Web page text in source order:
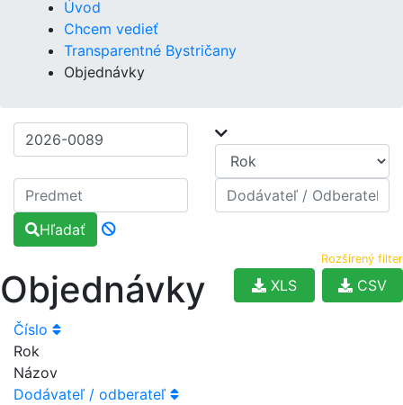
Úvod
Chcem vedieť
Transparentné Bystričany
Objednávky
Hľadať
Rozšírený filter
Objednávky CSV
XLS
Číslo
Rok
Názov
Dodávateľ / odberateľ